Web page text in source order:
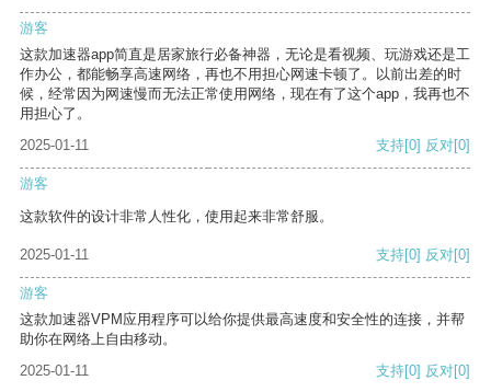
游客
这款加速器app简直是居家旅行必备神器，无论是看视频、玩游戏还是工
作办公，都能畅享高速网络，再也不用担心网速卡顿了。以前出差的时
候，经常因为网速慢而无法正常使用网络，现在有了这个app，我再也不
用担心了。
2025-01-11
支持[0] 反对[0]
游客
这款软件的设计非常人性化，使用起来非常舒服。
2025-01-11 支持[0] 反对[0]
游客
这款加速器VPM应用程序可以给你提供最高速度和安全性的连接，并帮
助你在网络上自由移动。
2025-01-11
支持[0] 反对[0]